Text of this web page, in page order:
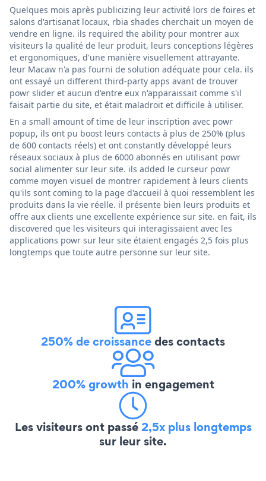
Quelques mois après publicizing leur activité lors de foires et
salons d'artisanat locaux, rbia shades cherchait un moyen de
vendre en ligne. ils required the ability pour montrer aux
visiteurs la qualité de leur produit, leurs conceptions légères
et ergonomiques, d'une manière visuellement attrayante.
leur Macaw n'a pas fourni de solution adéquate pour cela. ils
ont essayé un different third-party apps avant de trouver
powr slider et aucun d'entre eux n'apparaissait comme s'il
faisait partie du site, et était maladroit et difficile à utiliser.
En a small amount of time de leur inscription avec powr
popup, ils ont pu boost leurs contacts à plus de 250% (plus
de 600 contacts réels) et ont constantly développé leurs
réseaux sociaux à plus de 6000 abonnés en utilisant powr
social alimenter sur leur site. ils added le curseur powr
comme moyen visuel de montrer rapidement à leurs clients
qu'ils sont coming to la page d'accueil à quoi ressemblent les
produits dans la vie réelle. il présente bien leurs produits et
offre aux clients une excellente expérience sur site. en fait, ils
discovered que les visiteurs qui interagissaient avec les
applications powr sur leur site étaient engagés 2,5 fois plus
longtemps que toute autre personne sur leur site.
250% de croissancedes contacts
200% growth in engagement
Les visiteurs ont passé2,5x plus longtemps
sur leur site.